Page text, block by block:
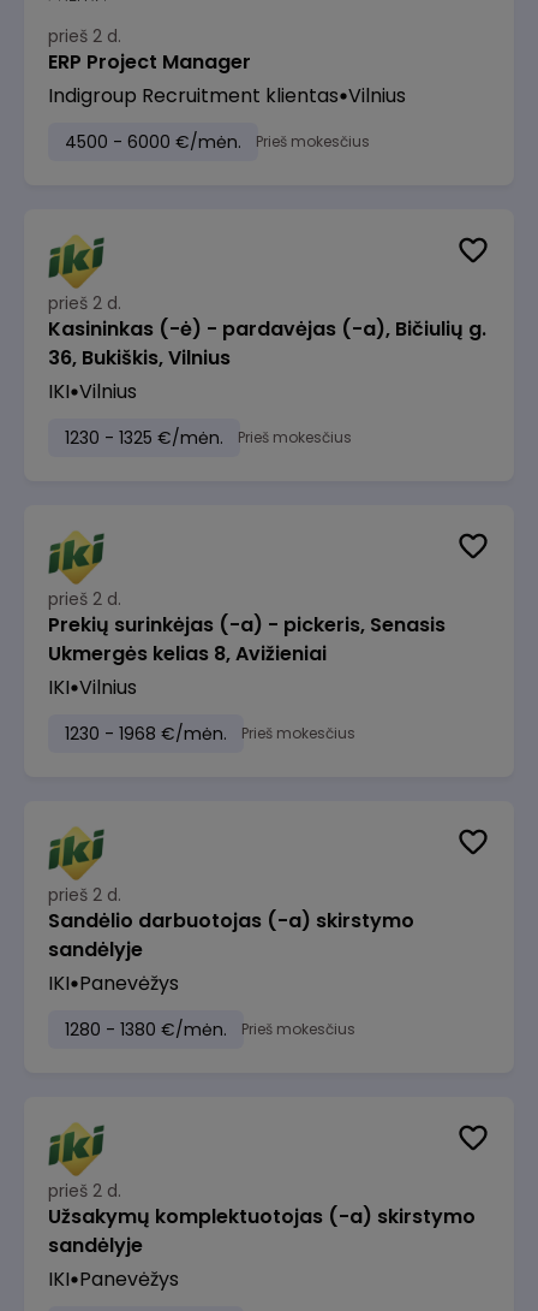
prieš 2 d.
ERP Project Manager
Indigroup Recruitment klientas Vilnius
4500 - 6000 €/mėn. Prieš mokesčius
prieš 2 d.
Kasininkas (-ė) - pardavėjas (-a), Bičiulių g.
36, Bukiškis, Vilnius
IKI Vilnius
1230 - 1325 €/mėn. Prieš mokesčius
prieš 2 d.
Prekių surinkėjas (-a) - pickeris, Senasis
Ukmergės kelias 8, Avižieniai
IKI Vilnius
1230 - 1968 €/mėn. Prieš mokesčius
prieš 2 d.
Sandėlio darbuotojas (-a) skirstymo
sandėlyje
IKI Panevėžys
1280 - 1380 €/mėn. Prieš mokesčius
prieš 2 d.
Užsakymų komplektuotojas (-a) skirstymo
sandėlyje
IKI Panevėžys